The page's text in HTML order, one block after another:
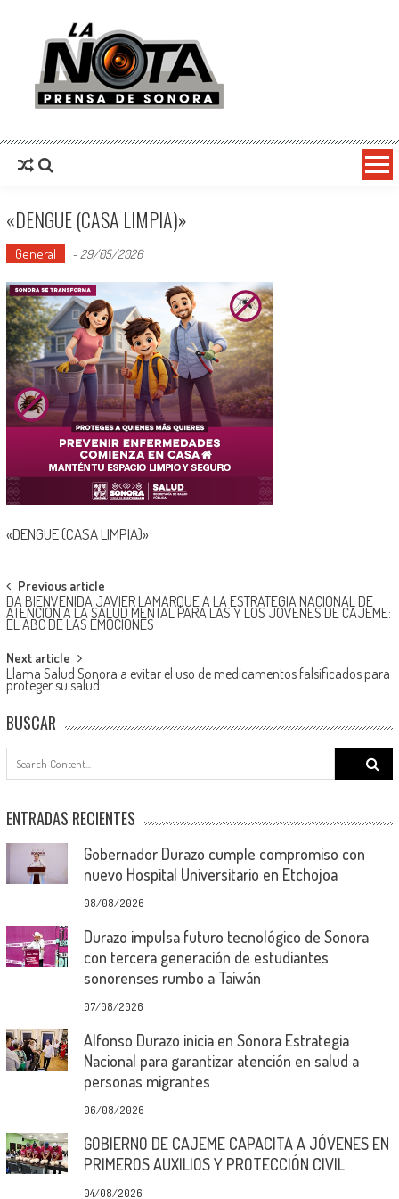
La Nota Prensa De Sonora
«DENGUE (CASA LIMPIA)»
General - 29/05/2026
«DENGUE (CASA LIMPIA)»
Post
navigation
Previous article
DA BIENVENIDA JAVIER LAMARQUE A LA ESTRATEGIA NACIONAL DE
ATENCIÓN A LA SALUD MENTAL PARA LAS Y LOS JÓVENES DE CAJEME:
EL ABC DE LAS EMOCIONES
Next article
Llama Salud Sonora a evitar el uso de medicamentos falsificados para
proteger su salud
BUSCAR
Search
for:
ENTRADAS RECIENTES
Gobernador Durazo cumple compromiso con
nuevo Hospital Universitario en Etchojoa
08/08/2026
Durazo impulsa futuro tecnológico de Sonora
con tercera generación de estudiantes
sonorenses rumbo a Taiwán
07/08/2026
Alfonso Durazo inicia en Sonora Estrategia
Nacional para garantizar atención en salud a
personas migrantes
06/08/2026
GOBIERNO DE CAJEME CAPACITA A JÓVENES EN
PRIMEROS AUXILIOS Y PROTECCIÓN CIVIL
04/08/2026